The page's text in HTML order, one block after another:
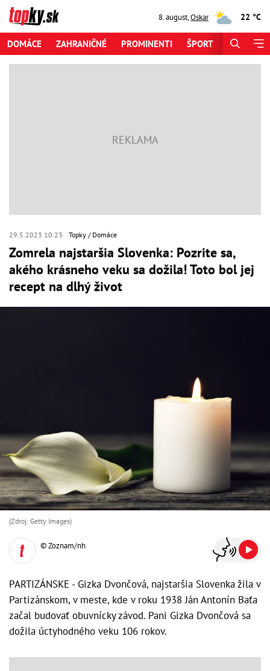
8. august,Oskar 22 °C
DOMÁCE ZAHRANIČNÉ PROMINENTI ŠPORT
29.5.2023 10:23 Topky Domáce
Zomrela najstaršia Slovenka: Pozrite sa,
akého krásneho veku sa dožila! Toto bol jej
recept na dlhý život
(Zdroj: Getty Images)
© Zoznam/nh
PARTIZÁNSKE - Gizka Dvončová, najstaršia Slovenka žila v
Partizánskom, v meste, kde v roku 1938 Ján Antonín Baťa
začal budovať obuvnícky závod. Pani Gizka Dvončová sa
dožila úctyhodného veku 106 rokov.